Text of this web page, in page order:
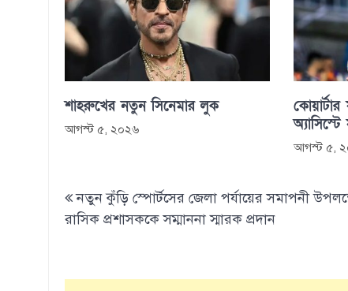
শাহরুখের নতুন সিনেমার লুক
আগস্ট ৫, ২০২৬
অ্যাসিস্টে
আগস্ট ৫,
navigation
নতুন কুঁড়ি স্পোর্টসের জেলা পর্যায়ের সমাপনী
রাসিক প্রশাসককে সম্মাননা স্মারক প্রদান